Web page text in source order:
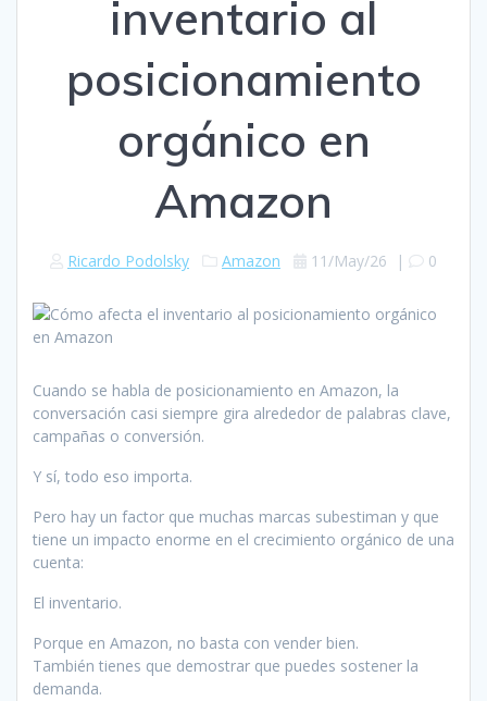
inventario al
posicionamiento
orgánico en
Amazon
Ricardo Podolsky Amazon 11/May/26 | 0
Cuando se habla de posicionamiento en Amazon, la
conversación casi siempre gira alrededor de palabras clave,
campañas o conversión.
Y sí, todo eso importa.
Pero hay un factor que muchas marcas subestiman y que
tiene un impacto enorme en el crecimiento orgánico de una
cuenta:
El inventario.
Porque en Amazon, no basta con vender bien.
También tienes que demostrar que puedes sostener la
demanda.